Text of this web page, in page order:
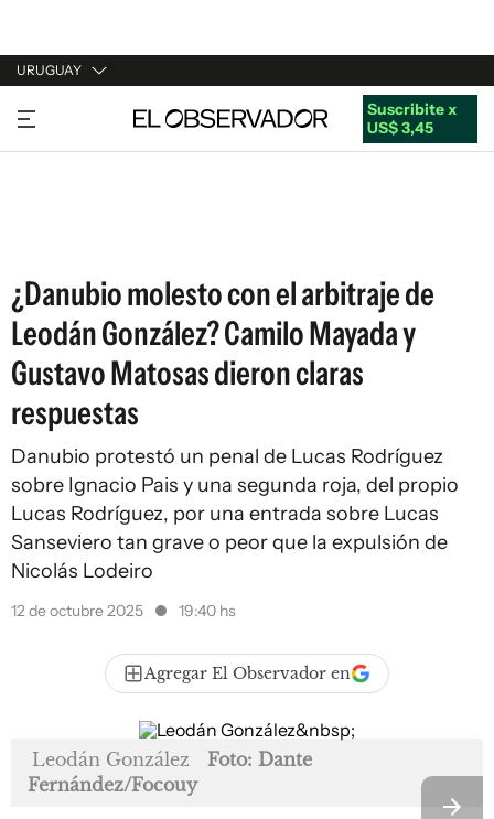
URUGUAY
URUGUAY
ARGENTINA
Suscribite x
US$ 3,45
¿Danubio molesto con el arbitraje de
Leodán González? Camilo Mayada y
Gustavo Matosas dieron claras
respuestas
Danubio protestó un penal de Lucas Rodríguez
sobre Ignacio Pais y una segunda roja, del propio
Lucas Rodríguez, por una entrada sobre Lucas
Sanseviero tan grave o peor que la expulsión de
Nicolás Lodeiro
12 de octubre 2025 19:40 hs
Agregar El Observador en
Leodán González
Foto: Dante
Fernández/Focouy